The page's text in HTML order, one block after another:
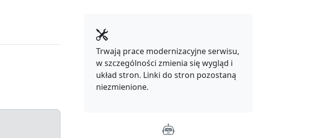
Trwają prace modernizacyjne serwisu,
w szczególności zmienia się wygląd i
układ stron. Linki do stron pozostaną
niezmienione.